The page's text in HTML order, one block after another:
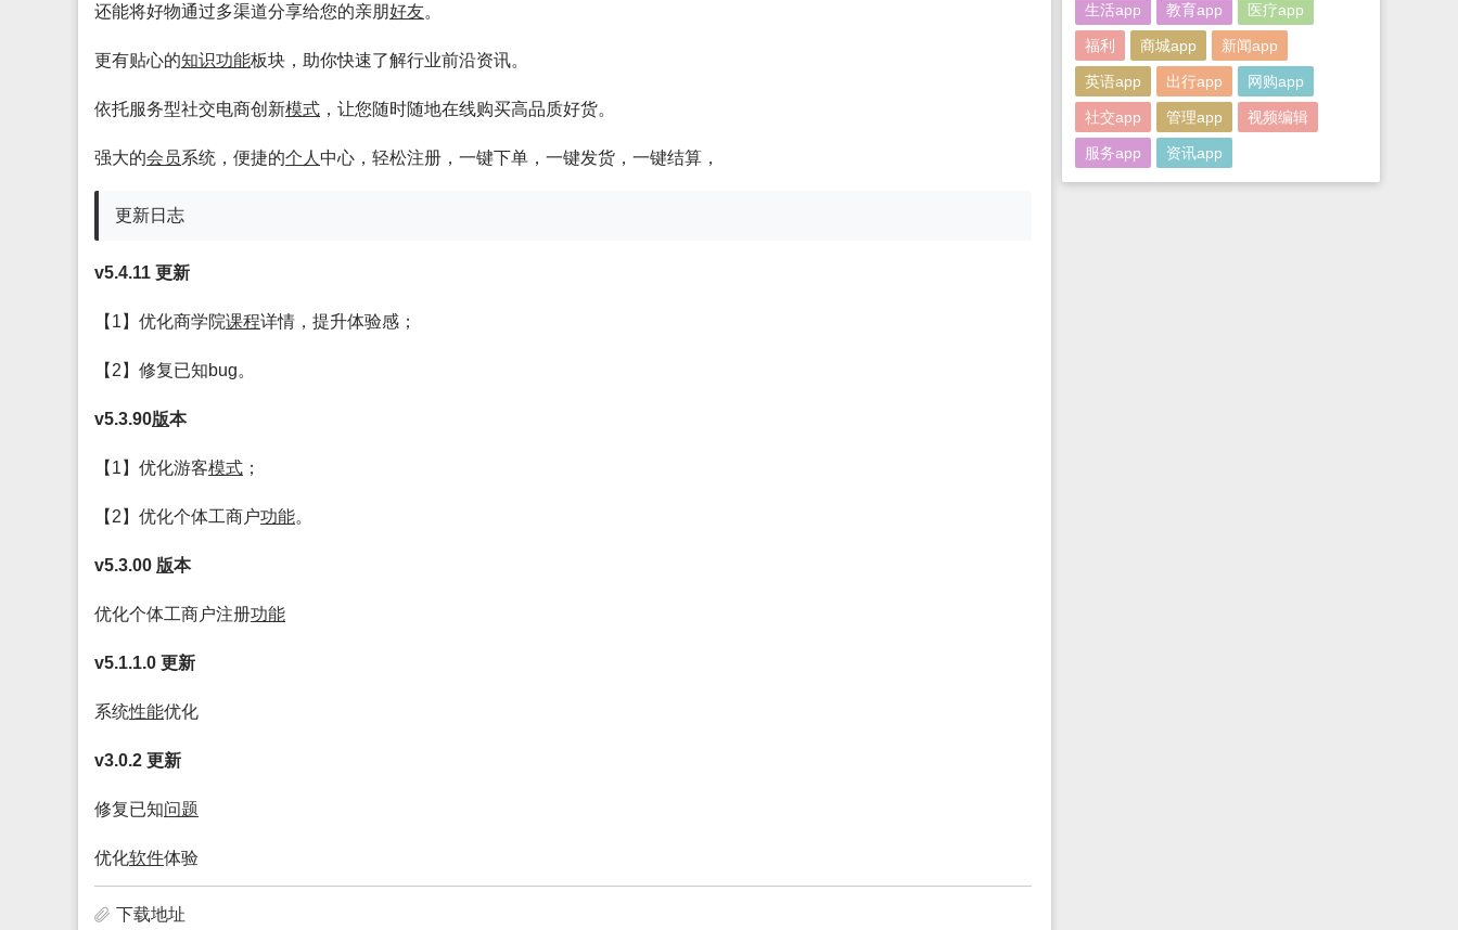
还能将好物通过多渠道分享给您的亲朋好友。
更有贴心的知识功能板块，助你快速了解行业前沿资讯。
依托服务型社交电商创新模式 ，让您随时随地在线购买高品质好货。
强大的会员系统，便捷的个人 中心，轻松注册，一键下单，一键发货，一键结算，
更新日志
v5.4.11 更新
【1】优化商学院课程详情，提升体验感；
【2】修复已知bug。
v5.3.90版本
【1】优化游客模式 ；
【2】优化个体工商户功能。
v5.3.00 版本
优化个体工商户注册功能
v5.1.1.0 更新
系统性能优化
v3.0.2 更新
修复已知问题
优化软件体验
下载地址
生活app 教育app 医疗app
福利 商城app 新闻app
英语app 出行app 网购app
社交app 管理app 视频编辑
服务app 资讯app